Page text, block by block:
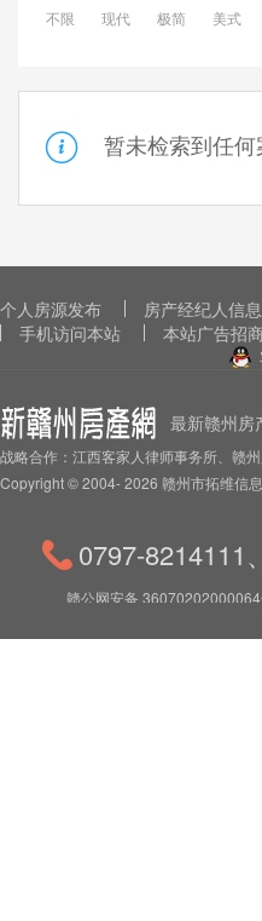
不限 现代 极简 美式
暂未检索到任何
个人房源发布 房产经纪人信
手机访问本站
本站广告招商
最新赣州房
战略合作：江西客家人律师事务所、赣
Copyright © 2004-2026 赣州市拓维信
0797-8214111
赣公网安备